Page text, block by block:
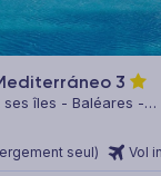
3
ses îles - Baléares -
seul)
Vol